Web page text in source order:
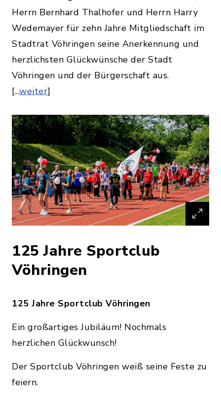
Herrn Bernhard Thalhofer und Herrn Harry
Wedemayer für zehn Jahre Mitgliedschaft im
Stadtrat Vöhringen seine Anerkennung und
herzlichsten Glückwünsche der Stadt
Vöhringen und der Bürgerschaft aus.
[...weiter]
125 Jahre Sportclub
Vöhringen
125 Jahre Sportclub Vöhringen
Ein großartiges Jubiläum! Nochmals
herzlichen Glückwunsch!
Der Sportclub Vöhringen weiß seine Feste zu
feiern.